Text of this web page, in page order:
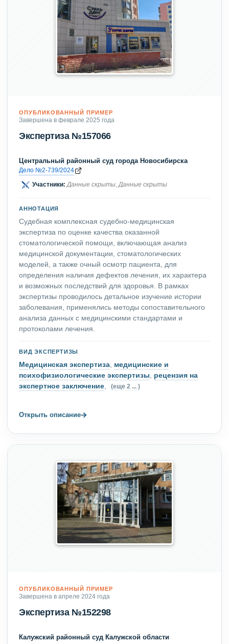
ОПУБЛИКОВАННЫЙ ПРИМЕР
Завершена в феврале 2025 года
Экспертиза №157066
Центральный районный суд города Новосибирска
Дело №2-739/2024
Участники: Данные скрыты,Данные скрыты
АННОТАЦИЯ
Судебная комплексная судебно-медицинская
экспертиза по оценке качества оказанной
стоматологической помощи, включающая анализ
медицинской документации, стоматологических
моделей, а также очный осмотр пациента, для
определения наличия дефектов лечения, их характера
и возможных последствий для здоровья. В рамках
экспертизы проводилось детальное изучение истории
заболевания, применялись методы сопоставительного
анализа данных с медицинскими стандартами и
протоколами лечения.
ВИД ЭКСПЕРТИЗЫ
Медицинская экспертиза, медицинские и
психофизиологические экспертизы, рецензия на
экспертное заключение, (еще 2 ... )
Открыть описание→
ОПУБЛИКОВАННЫЙ ПРИМЕР
Завершена в апреле 2024 года
Экспертиза №152298
Калужский районный суд Калужской области